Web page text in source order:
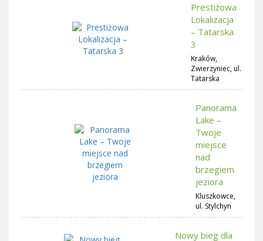
Prestiżowa
Lokalizacja
– Tatarska
3
Kraków,
Zwierzyniec, ul.
Tatarska
Panorama
Lake –
Twoje
miejsce
nad
brzegiem
jeziora
Kluszkowce,
ul. Stylchyn
Nowy bieg dla